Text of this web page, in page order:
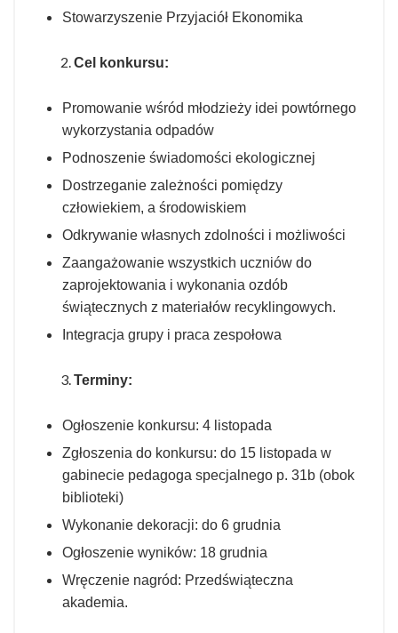
Stowarzyszenie Przyjaciół Ekonomika
Cel konkursu:
Promowanie wśród młodzieży idei powtórnego
wykorzystania odpadów
Podnoszenie świadomości ekologicznej
Dostrzeganie zależności pomiędzy
człowiekiem, a środowiskiem
Odkrywanie własnych zdolności i możliwości
Zaangażowanie wszystkich uczniów do
zaprojektowania i wykonania ozdób
świątecznych z materiałów recyklingowych.
Integracja grupy i praca zespołowa
Terminy:
Ogłoszenie konkursu: 4 listopada
Zgłoszenia do konkursu: do 15 listopada w
gabinecie pedagoga specjalnego p. 31b (obok
biblioteki)
Wykonanie dekoracji: do 6 grudnia
Ogłoszenie wyników: 18 grudnia
Wręczenie nagród: Przedświąteczna
akademia.